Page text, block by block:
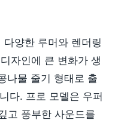
양한 루머와 렌더링
자인에 큰 변화가 생
나물 줄기 형태로 출
다. 프로 모델은 우퍼
고 풍부한 사운드를